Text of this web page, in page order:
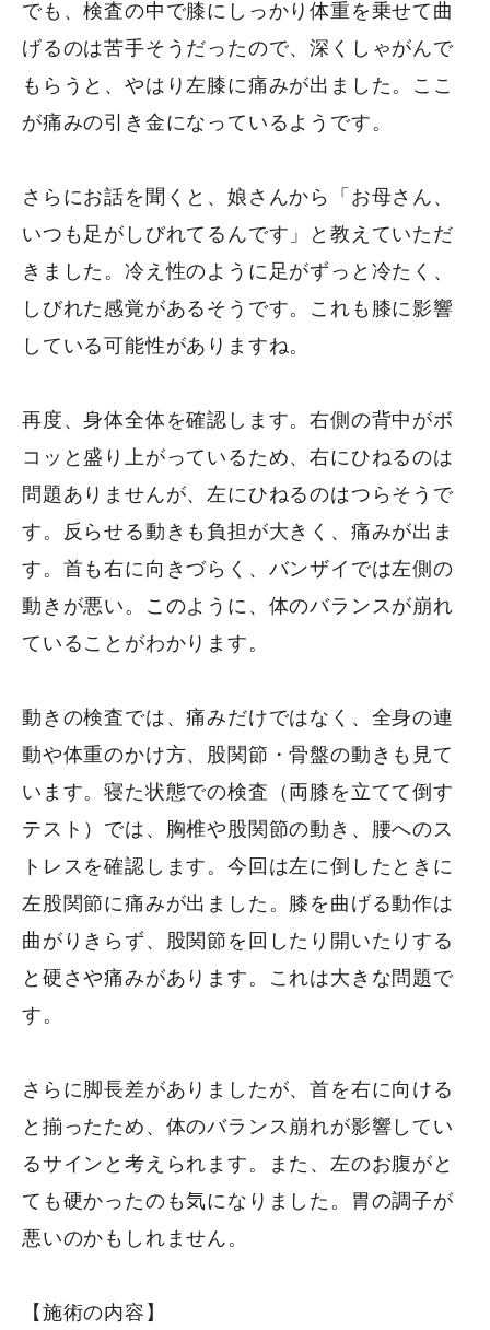
でも、検査の中で膝にしっかり体重を乗せて曲
げるのは苦手そうだったので、深くしゃがんで
もらうと、やはり左膝に痛みが出ました。ここ
が痛みの引き金になっているようです。
さらにお話を聞くと、娘さんから「お母さん、
いつも足がしびれてるんです」と教えていただ
きました。冷え性のように足がずっと冷たく、
しびれた感覚があるそうです。これも膝に影響
している可能性がありますね。
再度、身体全体を確認します。右側の背中がボ
コッと盛り上がっているため、右にひねるのは
問題ありませんが、左にひねるのはつらそうで
す。反らせる動きも負担が大きく、痛みが出ま
す。首も右に向きづらく、バンザイでは左側の
動きが悪い。このように、体のバランスが崩れ
ていることがわかります。
動きの検査では、痛みだけではなく、全身の連
動や体重のかけ方、股関節・骨盤の動きも見て
います。寝た状態での検査（両膝を立てて倒す
テスト）では、胸椎や股関節の動き、腰へのス
トレスを確認します。今回は左に倒したときに
左股関節に痛みが出ました。膝を曲げる動作は
曲がりきらず、股関節を回したり開いたりする
と硬さや痛みがあります。これは大きな問題で
す。
さらに脚長差がありましたが、首を右に向ける
と揃ったため、体のバランス崩れが影響してい
るサインと考えられます。また、左のお腹がと
ても硬かったのも気になりました。胃の調子が
悪いのかもしれません。
【施術の内容】